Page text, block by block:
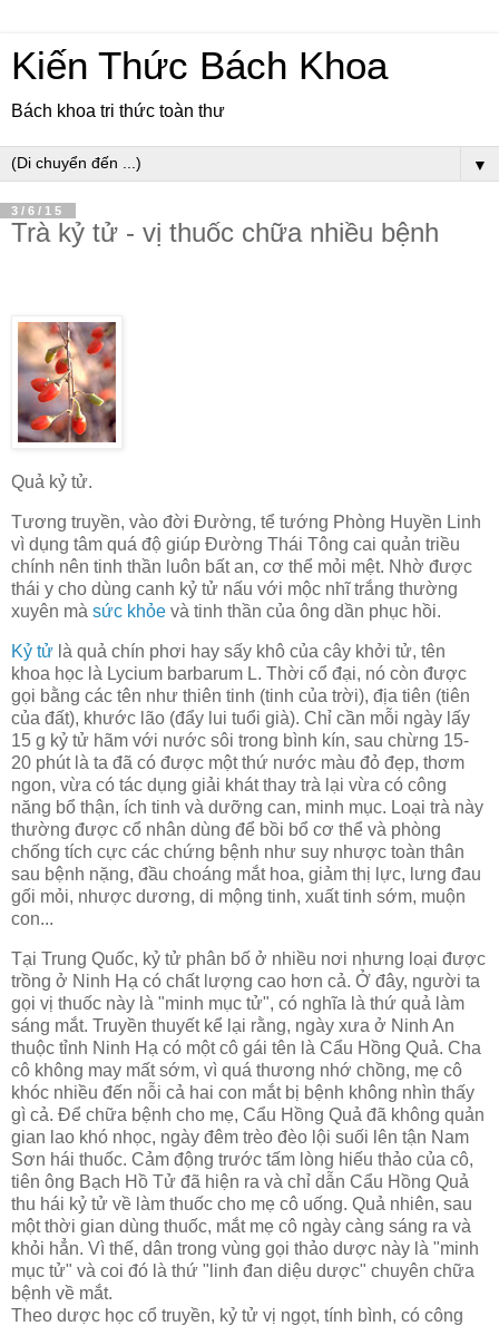
Kiến Thức Bách Khoa
Bách khoa tri thức toàn thư
▼
3/6/15
Trà kỷ tử - vị thuốc chữa nhiều bệnh
Quả kỷ tử.
Tương truyền, vào đời Đường, tể tướng Phòng Huyền Linh
vì dụng tâm quá độ giúp Đường Thái Tông cai quản triều
chính nên tinh thần luôn bất an, cơ thể mỏi mệt. Nhờ được
thái y cho dùng canh kỷ tử nấu với mộc nhĩ trắng thường
xuyên mà sức khỏe và tinh thần của ông dần phục hồi.
Kỷ tử là quả chín phơi hay sấy khô của cây khởi tử, tên
khoa học là Lycium barbarum L. Thời cổ đại, nó còn được
gọi bằng các tên như thiên tinh (tinh của trời), địa tiên (tiên
của đất), khước lão (đẩy lui tuổi già). Chỉ cần mỗi ngày lấy
15 g kỷ tử hãm với nước sôi trong bình kín, sau chừng 15-
20 phút là ta đã có được một thứ nước màu đỏ đẹp, thơm
ngon, vừa có tác dụng giải khát thay trà lại vừa có công
năng bổ thận, ích tinh và dưỡng can, minh mục. Loại trà này
thường được cổ nhân dùng để bồi bổ cơ thể và phòng
chống tích cực các chứng bệnh như suy nhược toàn thân
sau bệnh nặng, đầu choáng mắt hoa, giảm thị lực, lưng đau
gối mỏi, nhược dương, di mộng tinh, xuất tinh sớm, muộn
con...
Tại Trung Quốc, kỷ tử phân bố ở nhiều nơi nhưng loại được
trồng ở Ninh Hạ có chất lượng cao hơn cả. Ở đây, người ta
gọi vị thuốc này là "minh mục tử", có nghĩa là thứ quả làm
sáng mắt. Truyền thuyết kể lại rằng, ngày xưa ở Ninh An
thuộc tỉnh Ninh Hạ có một cô gái tên là Cẩu Hồng Quả. Cha
cô không may mất sớm, vì quá thương nhớ chồng, mẹ cô
khóc nhiều đến nỗi cả hai con mắt bị bệnh không nhìn thấy
gì cả. Để chữa bệnh cho mẹ, Cẩu Hồng Quả đã không quản
gian lao khó nhọc, ngày đêm trèo đèo lội suối lên tận Nam
Sơn hái thuốc. Cảm động trước tấm lòng hiếu thảo của cô,
tiên ông Bạch Hồ Tử đã hiện ra và chỉ dẫn Cẩu Hồng Quả
thu hái kỷ tử về làm thuốc cho mẹ cô uống. Quả nhiên, sau
một thời gian dùng thuốc, mắt mẹ cô ngày càng sáng ra và
khỏi hẳn. Vì thế, dân trong vùng gọi thảo dược này là "minh
mục tử" và coi đó là thứ "linh đan diệu dược" chuyên chữa
bệnh về mắt.
Theo dược học cổ truyền, kỷ tử vị ngọt, tính bình, có công